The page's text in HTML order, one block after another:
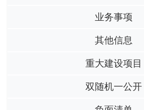
业务事项
其他信息
重大建设项目
双随机一公开